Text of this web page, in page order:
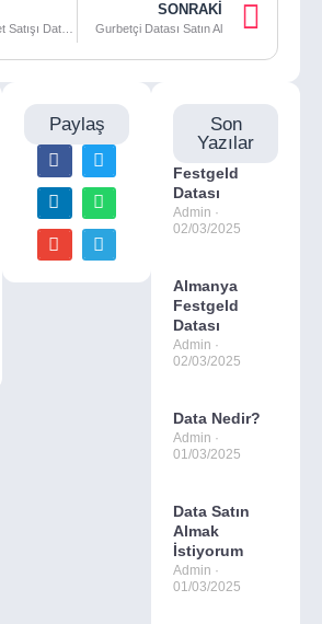
SONRAKI
Gurbetçi Datası Satın Al
Paylaş
Son
Yazılar
Festgeld
Datası
Admin
02/03/2025
Almanya
Festgeld
Datası
Admin
02/03/2025
Data Nedir?
Admin
01/03/2025
Data Satın
Almak
İstiyorum
Admin
01/03/2025